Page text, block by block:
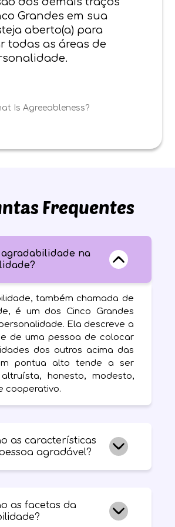
Grandes em sua
aberto(a) para
todas as áreas de
Is Agreeableness?
Frequentes
na
também chamada de
é um dos Cinco Grandes
Ela descreve a
de uma pessoa de colocar
dos outros acima das
pontua alto tende a ser
honesto, modesto,
cooperativo.
as características
agradável?
os outros, ser populares e
cuidar das necessidades
ser prestativas, gentis e
as facetas da